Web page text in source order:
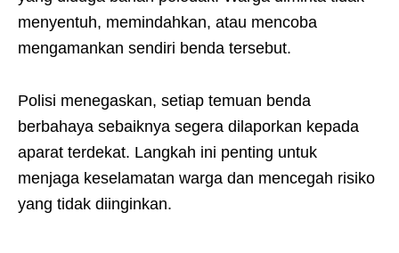
menyentuh, memindahkan, atau mencoba
mengamankan sendiri benda tersebut.
Polisi menegaskan, setiap temuan benda
berbahaya sebaiknya segera dilaporkan kepada
aparat terdekat. Langkah ini penting untuk
menjaga keselamatan warga dan mencegah risiko
yang tidak diinginkan.